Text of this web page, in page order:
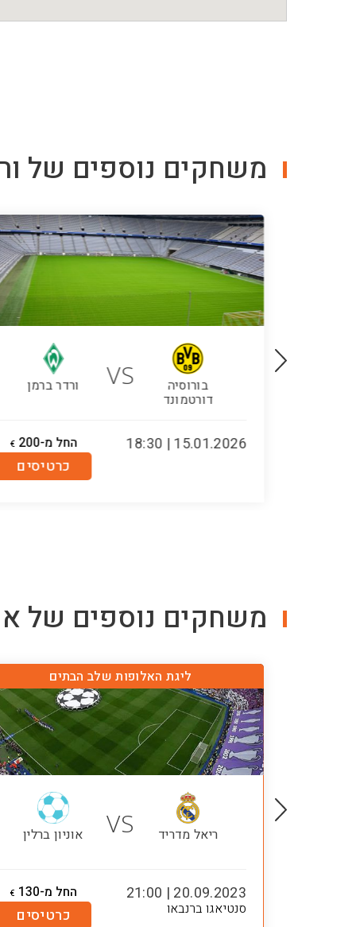
משחקים נוספים של
בורוסיה
דורטמונד
VS ורדר ברמן
15.01.2026 | 18:30 החל מ-200 €
כרטיסים
משחקים נוספים של
ליגת האלופות שלב הבתים
ריאל מדריד VS אוניון ברלין
20.09.2023 | 21:00
סנטיאגו ברנבאו
החל מ-130 €
כרטיסים